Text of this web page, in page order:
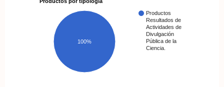
Productos
Resultados de
Actividades de
Divulgación
Pública de la
Ciencia.
100%